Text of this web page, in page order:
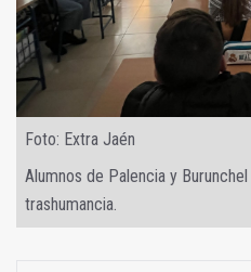
Foto: Extra Jaén
Alumnos de Palencia y
trashumancia.